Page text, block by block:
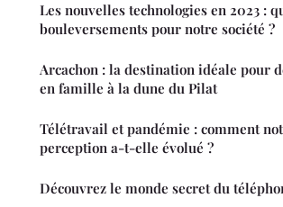
Les nouvelles technologies en 2023 :
bouleversements pour notre société ?
Arcachon : la destination idéale pour
en famille à la dune du Pilat
Télétravail et pandémie : comment
perception a-t-elle évolué ?
Découvrez le monde secret du